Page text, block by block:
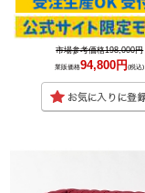
市場参考価格198,000円
業販価格94,800円(税込)